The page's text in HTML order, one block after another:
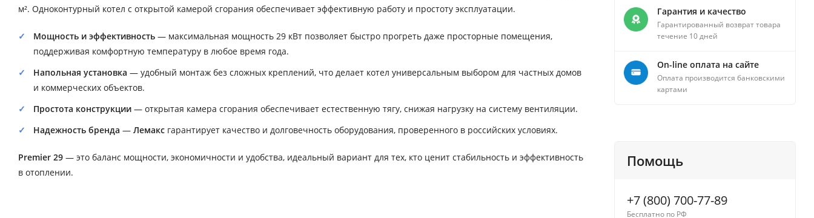
м². Одноконтурный котел с открытой камерой сгорания обеспечивает эффективную работу и простоту эксплуатации.
Мощность и эффективность — максимальная мощность 29 кВт позволяет быстро прогреть даже просторные помещения,
поддерживая комфортную температуру в любое время года.
Напольная установка — удобный монтаж без сложных креплений, что делает котел универсальным выбором для частных домов
и коммерческих объектов.
Простота конструкции — открытая камера сгорания обеспечивает естественную тягу, снижая нагрузку на систему вентиляции.
Надежность бренда — Лемакс гарантирует качество и долговечность оборудования, проверенного в российских условиях.
Premier 29 — это баланс мощности, экономичности и удобства, идеальный вариант для тех, кто ценит стабильность и эффективность
в отоплении.
Гарантия и качество
Гарантированный возврат товара
течение 10 дней
On-line оплата на сайте
Оплата производится банковскими
картами
Помощь
+7 (800) 700-77-89
Бесплатно по РФ